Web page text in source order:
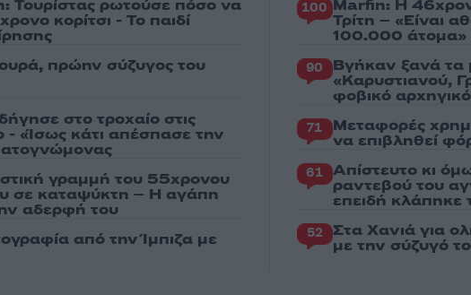
Τουρίστας ρωτούσε πόσο να
κορίτσι - Το παιδί
πρώην σύζυγος του
στο τροχαίο στις
- «Ίσως κάτι απέσπασε την
γραμμή του 55χρονου
σε καταψύκτη – Η αγάπη
αδερφή του
από την Ίμπιζα με
100 Marfin: Η
Τρίτη – «Είναι
100.000 άτομα»
90 Βγήκαν ξανά τα
«Καρυστιανού,
φοβικό
71 Μεταφορές
να επιβληθεί
61 Απίστευτο κι
ραντεβού του
επειδή κλάπηκε
52 Στα Χανιά για
με την σύζυγό